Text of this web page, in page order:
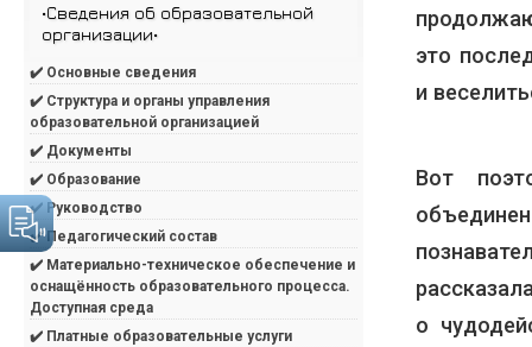
это
и
Вот
о
•Сведения об образовательной
организации•
✔️ Основные сведения
✔️ Структура и органы управления
образовательной организацией
✔️ Документы
✔️ Образование
✔️ Руководство
✔️ Педагогический состав
✔️ Материально-техническое обеспечение и
оснащённость образовательного процесса.
Доступная среда
✔️ Платные образовательные услуги